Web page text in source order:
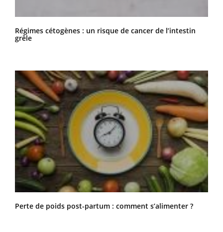
Régimes cétogènes : un risque de cancer de l’intestin
grêle
Perte de poids post-partum : comment s’alimenter ?